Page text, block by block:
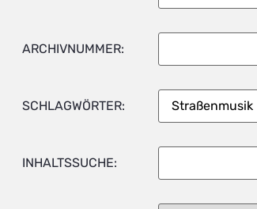
ARCHIVNUMMER:
SCHLAGWÖRTER:
INHALTSSUCHE: